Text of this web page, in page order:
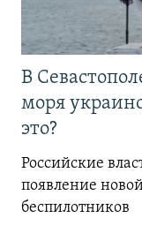
В
моря
это?
Российские
появление
беспилотников